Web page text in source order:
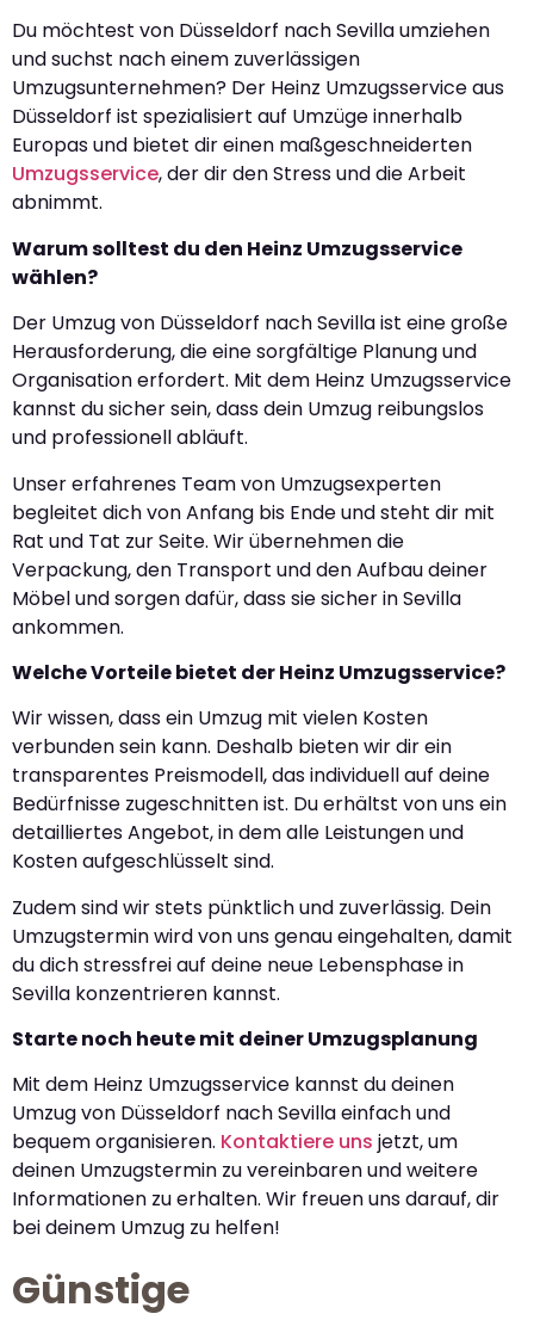
Du möchtest von Düsseldorf nach Sevilla umziehen
und suchst nach einem zuverlässigen
Umzugsunternehmen? Der Heinz Umzugsservice aus
Düsseldorf ist spezialisiert auf Umzüge innerhalb
Europas und bietet dir einen maßgeschneiderten
Umzugsservice, der dir den Stress und die Arbeit
abnimmt.
Warum solltest du den Heinz Umzugsservice
wählen?
Der Umzug von Düsseldorf nach Sevilla ist eine große
Herausforderung, die eine sorgfältige Planung und
Organisation erfordert. Mit dem Heinz Umzugsservice
kannst du sicher sein, dass dein Umzug reibungslos
und professionell abläuft.
Unser erfahrenes Team von Umzugsexperten
begleitet dich von Anfang bis Ende und steht dir mit
Rat und Tat zur Seite. Wir übernehmen die
Verpackung, den Transport und den Aufbau deiner
Möbel und sorgen dafür, dass sie sicher in Sevilla
ankommen.
Welche Vorteile bietet der Heinz Umzugsservice?
Wir wissen, dass ein Umzug mit vielen Kosten
verbunden sein kann. Deshalb bieten wir dir ein
transparentes Preismodell, das individuell auf deine
Bedürfnisse zugeschnitten ist. Du erhältst von uns ein
detailliertes Angebot, in dem alle Leistungen und
Kosten aufgeschlüsselt sind.
Zudem sind wir stets pünktlich und zuverlässig. Dein
Umzugstermin wird von uns genau eingehalten, damit
du dich stressfrei auf deine neue Lebensphase in
Sevilla konzentrieren kannst.
Starte noch heute mit deiner Umzugsplanung
Mit dem Heinz Umzugsservice kannst du deinen
Umzug von Düsseldorf nach Sevilla einfach und
bequem organisieren. Kontaktiere uns jetzt, um
deinen Umzugstermin zu vereinbaren und weitere
Informationen zu erhalten. Wir freuen uns darauf, dir
bei deinem Umzug zu helfen!
Günstige